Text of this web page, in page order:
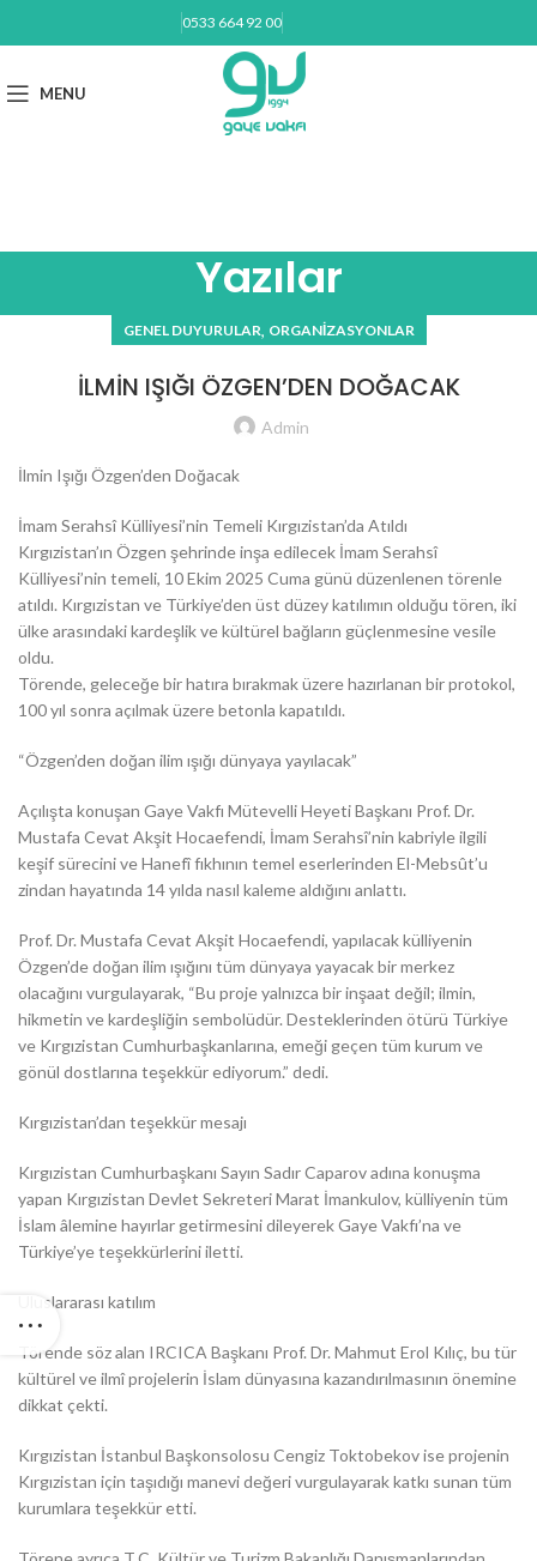
0533 664 92 00
MENU
Yazılar
GENEL DUYURULAR, ORGANIZASYONLAR
İLMİN IŞIĞI ÖZGEN’DEN DOĞACAK
Admin
İlmin Işığı Özgen’den Doğacak
İmam Serahsî Külliyesi’nin Temeli Kırgızistan’da Atıldı
Kırgızistan’ın Özgen şehrinde inşa edilecek İmam Serahsî
Külliyesi’nin temeli, 10 Ekim 2025 Cuma günü düzenlenen törenle
atıldı. Kırgızistan ve Türkiye’den üst düzey katılımın olduğu tören, iki
ülke arasındaki kardeşlik ve kültürel bağların güçlenmesine vesile
oldu.
Törende, geleceğe bir hatıra bırakmak üzere hazırlanan bir protokol,
100 yıl sonra açılmak üzere betonla kapatıldı.
“Özgen’den doğan ilim ışığı dünyaya yayılacak”
Açılışta konuşan Gaye Vakfı Mütevelli Heyeti Başkanı Prof. Dr.
Mustafa Cevat Akşit Hocaefendi, İmam Serahsî’nin kabriyle ilgili
keşif sürecini ve Hanefî fıkhının temel eserlerinden El-Mebsût’u
zindan hayatında 14 yılda nasıl kaleme aldığını anlattı.
Prof. Dr. Mustafa Cevat Akşit Hocaefendi, yapılacak külliyenin
Özgen’de doğan ilim ışığını tüm dünyaya yayacak bir merkez
olacağını vurgulayarak, “Bu proje yalnızca bir inşaat değil; ilmin,
hikmetin ve kardeşliğin sembolüdür. Desteklerinden ötürü Türkiye
ve Kırgızistan Cumhurbaşkanlarına, emeği geçen tüm kurum ve
gönül dostlarına teşekkür ediyorum.” dedi.
Kırgızistan’dan teşekkür mesajı
Kırgızistan Cumhurbaşkanı Sayın Sadır Caparov adına konuşma
yapan Kırgızistan Devlet Sekreteri Marat İmankulov, külliyenin tüm
İslam âlemine hayırlar getirmesini dileyerek Gaye Vakfı’na ve
Türkiye’ye teşekkürlerini iletti.
Uluslararası katılım
Törende söz alan IRCICA Başkanı Prof. Dr. Mahmut Erol Kılıç, bu tür
kültürel ve ilmî projelerin İslam dünyasına kazandırılmasının önemine
dikkat çekti.
Kırgızistan İstanbul Başkonsolosu Cengiz Toktobekov ise projenin
Kırgızistan için taşıdığı manevi değeri vurgulayarak katkı sunan tüm
kurumlara teşekkür etti.